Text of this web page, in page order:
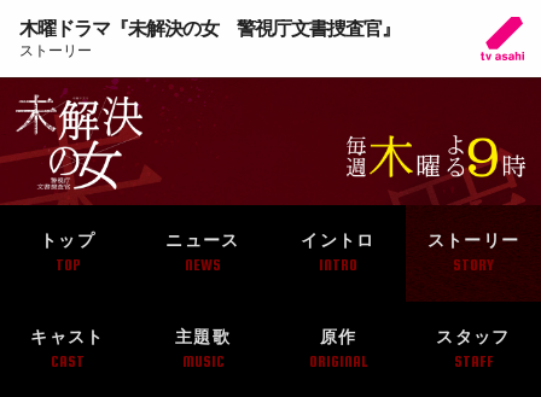
木曜ドラマ『未解決の女 警視庁文書捜査官』
ストーリー
トップ
TOP
ニュース
NEWS
イントロ
INTRO
ストーリー
STORY
キャスト
CAST
主題歌
MUSIC
原作
ORIGINAL
スタッフ
STAFF